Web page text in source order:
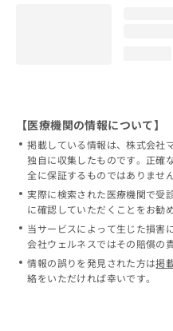
【医療機関の情報について】
掲載している情報は、株式会社
独自に収集したものです。正確
全に保証するものではありません
実際に検索された医療機関で受
に確認していただくことをお勧
当サービスによって生じた損害
会社ウェルネスではその賠償の
情報の誤りを発見された方は掲
絡をいただければ幸いです。